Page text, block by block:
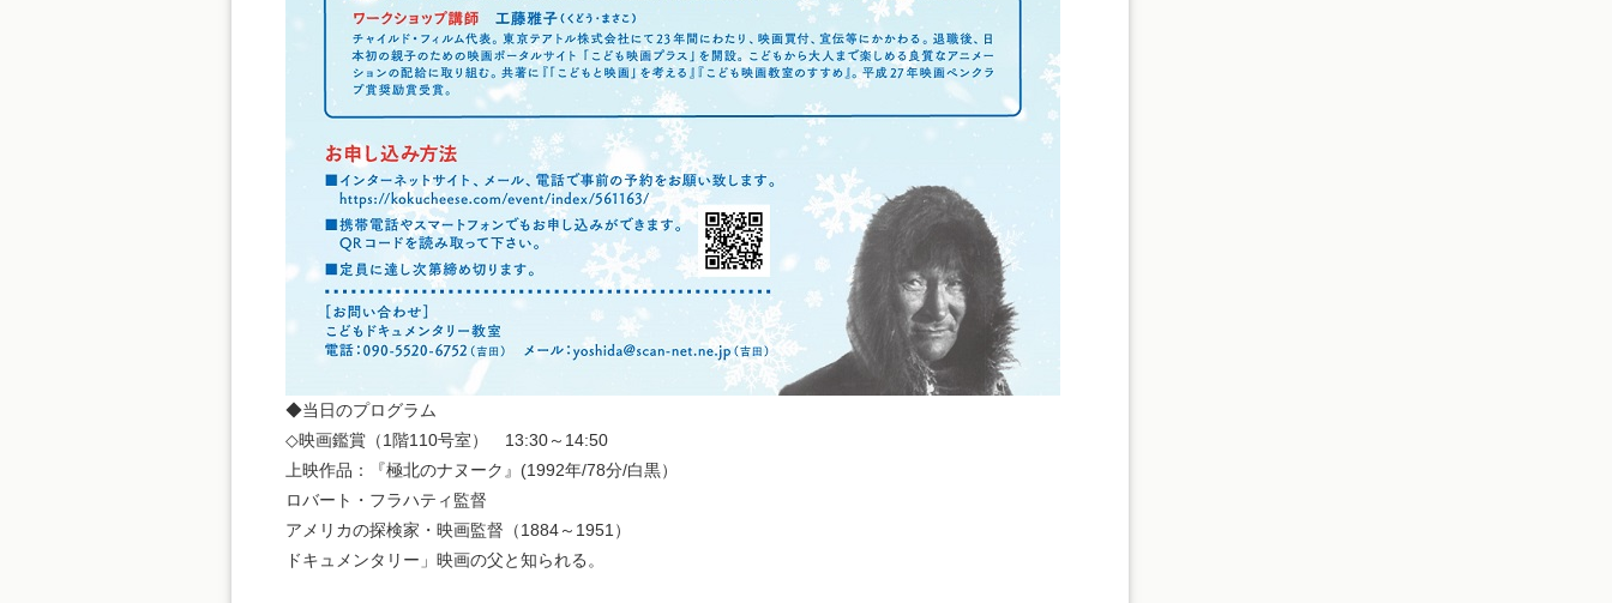
◆当日のプログラム
◇映画鑑賞（1階110号室） 13:30～14:50
上映作品：『極北のナヌーク』(1992年/78分/白黒）
ロバート・フラハティ監督
アメリカの探検家・映画監督（1884～1951）
ドキュメンタリー」映画の父と知られる。